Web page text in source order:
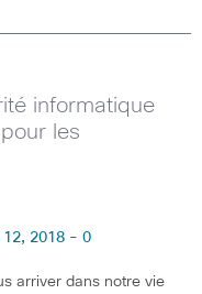
informatique
les
12, 2018 - 0
arriver dans notre vie